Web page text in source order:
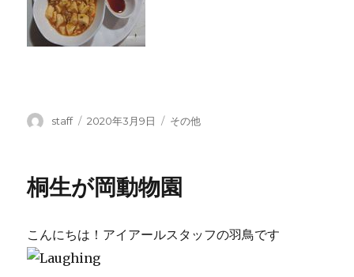
投
staff
投
2020年3月9日
カ
ー
その他
桐生が岡動物園
こんにちは！アイアールスタッフの羽鳥です